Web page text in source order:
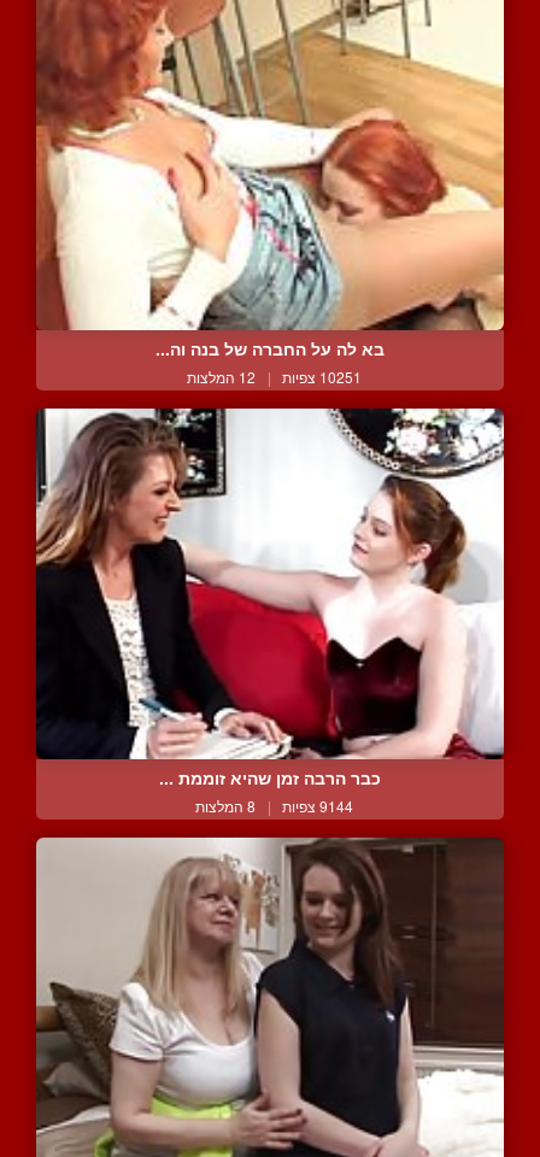
בא לה על החברה של בנה וה...
10251 צפיות | 12 המלצות
כבר הרבה זמן שהיא זוממת ...
9144 צפיות | 8 המלצות